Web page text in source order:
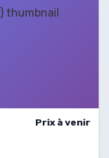
Prix à venir